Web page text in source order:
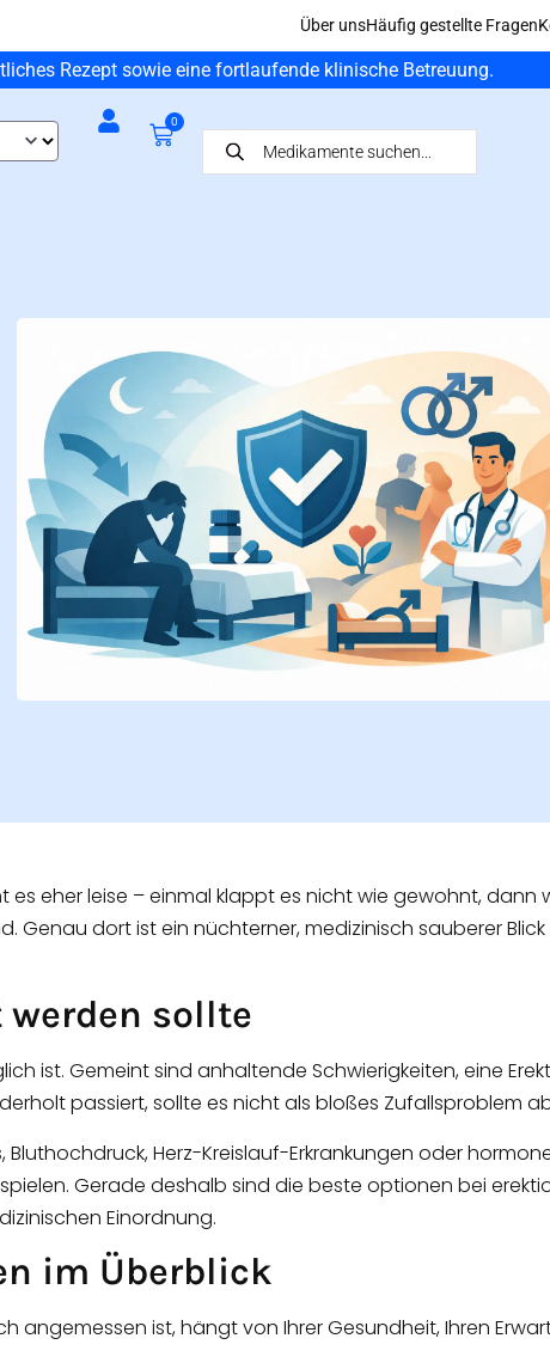
Über unsHäufig gestellte Fragen
Rezept sowie eine fortlaufende klinische Betreuung.
0
es eher leise – einmal klappt es nicht wie gewohnt,
dort ist ein nüchterner, medizinisch sauberer
sollte
ist. Gemeint sind anhaltende Schwierigkeiten, eine
passiert, sollte es nicht als bloßes Zufallsproblem
Herz-Kreislauf-Erkrankungen oder
Gerade deshalb sind die beste optionen bei
Einordnung.
im Überblick
angemessen ist, hängt von Ihrer Gesundheit, Ihren